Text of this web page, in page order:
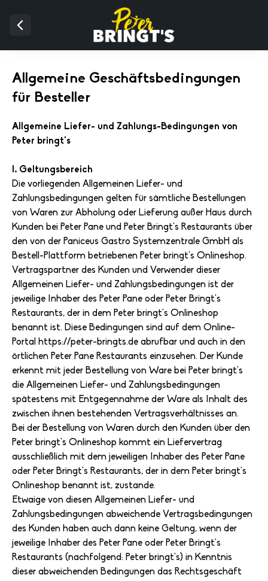
Allgemeine Geschäftsbedingungen
für Besteller
Allgemeine Liefer- und Zahlungs-Bedingungen von
Peter bringt's
I. Geltungsbereich
Die vorliegenden Allgemeinen Liefer- und
Zahlungsbedingungen gelten für sämtliche Bestellungen
von Waren zur Abholung oder Lieferung außer Haus durch
Kunden bei Peter Pane und Peter Bringt's Restaurants über
den von der Paniceus Gastro Systemzentrale GmbH als
Bestell-Plattform betriebenen Peter bringt's Onlineshop.
Vertragspartner des Kunden und Verwender dieser
Allgemeinen Liefer- und Zahlungsbedingungen ist der
jeweilige Inhaber des Peter Pane oder Peter Bringt's
Restaurants, der in dem Peter bringt's Onlineshop
benannt ist. Diese Bedingungen sind auf dem Online-
Portal https://peter-bringts.de abrufbar und auch in den
örtlichen Peter Pane Restaurants einzusehen. Der Kunde
erkennt mit jeder Bestellung von Ware bei Peter bringt's
die Allgemeinen Liefer- und Zahlungsbedingungen
spätestens mit Entgegennahme der Ware als Inhalt des
zwischen ihnen bestehenden Vertragsverhältnisses an.
Bei der Bestellung von Waren durch den Kunden über den
Peter bringt's Onlineshop kommt ein Liefervertrag
ausschließlich mit dem jeweiligen Inhaber des Peter Pane
oder Peter Bringt's Restaurants, der in dem Peter bringt's
Onlineshop benannt ist, zustande.
Etwaige von diesen Allgemeinen Liefer- und
Zahlungsbedingungen abweichende Vertragsbedingungen
des Kunden haben auch dann keine Geltung, wenn der
jeweilige Inhaber des Peter Pane oder Peter Bringt's
Restaurants (nachfolgend: Peter bringt's) in Kenntnis
dieser abweichenden Bedingungen das Rechtsgeschäft